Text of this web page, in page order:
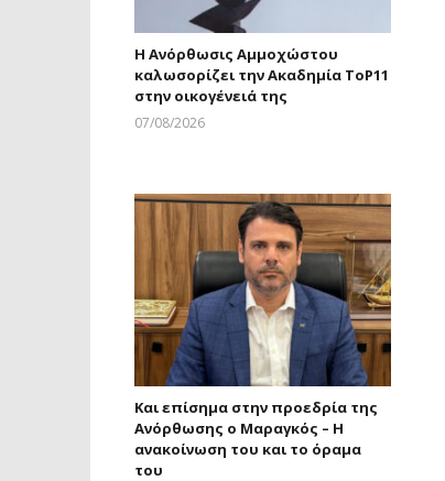
Η Ανόρθωσις Αμμοχώστου
καλωσορίζει την Ακαδημία ToP11
στην οικογένειά της
07/08/2026
Και επίσημα στην προεδρία της
Ανόρθωσης ο Μαραγκός – Η
ανακοίνωση του και το όραμα
του